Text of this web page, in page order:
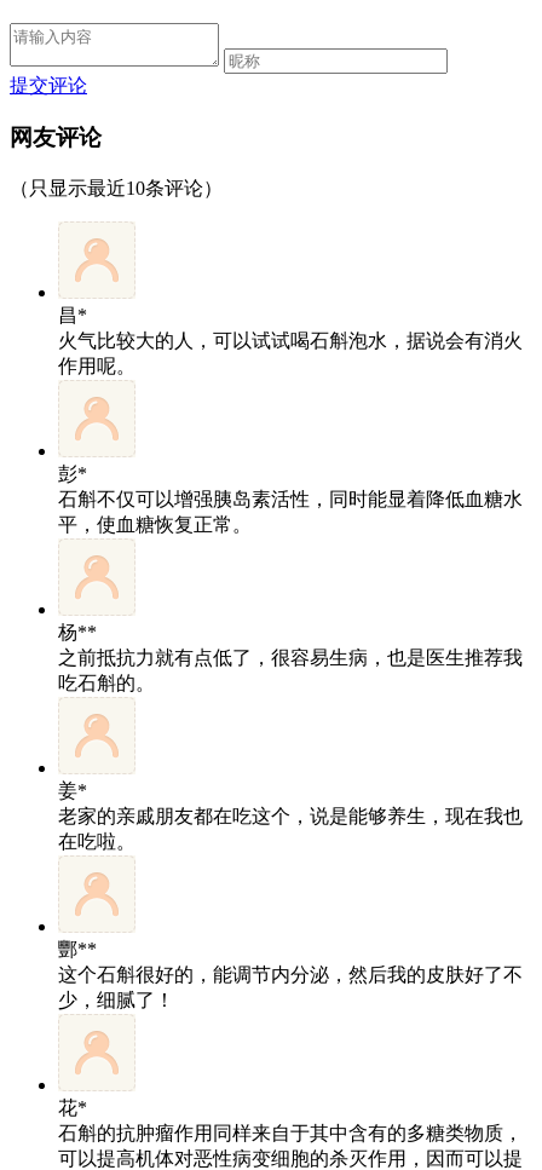
提交评论
网友评论
（只显示最近10条评论）
昌*
火气比较大的人，可以试试喝石斛泡水，据说会有消火
作用呢。
彭*
石斛不仅可以增强胰岛素活性，同时能显着降低血糖水
平，使血糖恢复正常。
杨**
之前抵抗力就有点低了，很容易生病，也是医生推荐我
吃石斛的。
姜*
老家的亲戚朋友都在吃这个，说是能够养生，现在我也
在吃啦。
酆**
这个石斛很好的，能调节内分泌，然后我的皮肤好了不
少，细腻了！
花*
石斛的抗肿瘤作用同样来自于其中含有的多糖类物质，
可以提高机体对恶性病变细胞的杀灭作用，因而可以提